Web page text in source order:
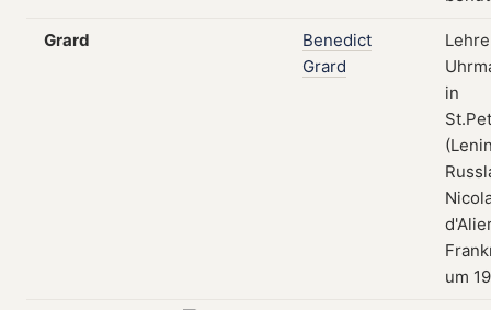
Grard
Benedict
Grard
in
um